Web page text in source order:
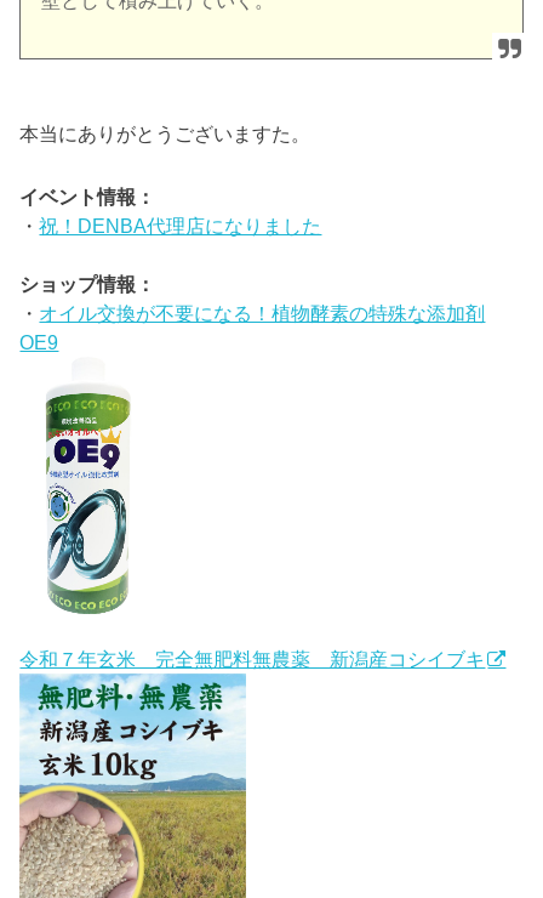
本当にありがとうございますた。
イベント情報：
・祝！DENBA代理店になりました
ショップ情報：
・ オイル交換が不要になる！植物酵素の特殊な添加剤
OE9
令和７年玄米 完全無肥料無農薬 新潟産コシイブキ